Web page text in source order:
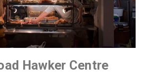
Hawker Centre